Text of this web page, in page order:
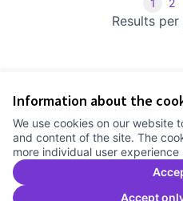
Information about the
We use cookies on our website
and content of the site. The
more individual user
Accept
Results
Cookie settings
Comunitat Canòdrom at
(External link)
Comunitat Canòdrom at
(External link)
Comunitat Canòdrom at
(External link)
English
Triar la llenguaElegir el idioma